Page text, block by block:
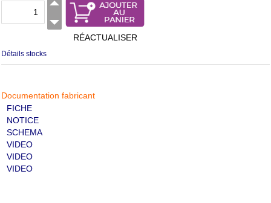
RÉACTUALISER
Détails stocks
Documentation fabricant
FICHE
NOTICE
SCHEMA
VIDEO
VIDEO
VIDEO